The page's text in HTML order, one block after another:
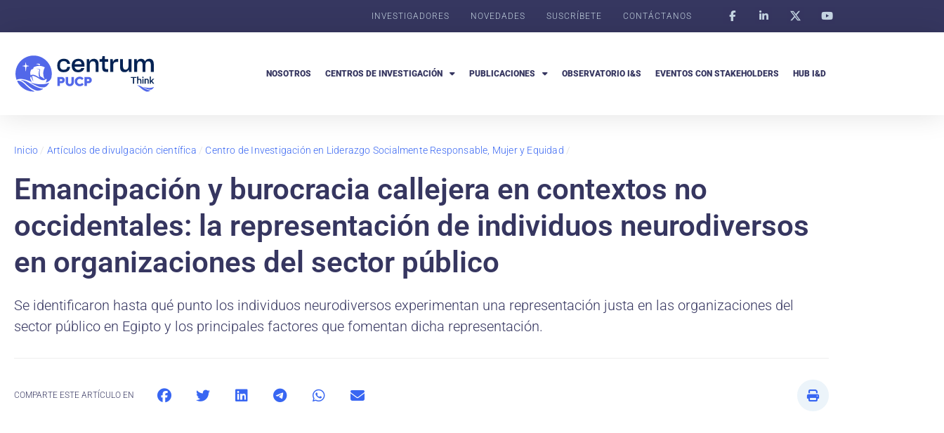
INVESTIGADORES NOVEDADES SUSCRÍBETE CONTÁCTANOS
NOSOTROS CENTROS DE INVESTIGACIÓN PUBLICACIONES OBSERVATORIO I&S EVENTOS CON STAKEHOLDERS HUB I&D
Inicio / Artículos de divulgación científica / Centro de Investigación en Liderazgo Socialmente Responsable, Mujer y Equidad /
Emancipación y burocracia callejera en contextos no
occidentales: la representación de individuos neurodiversos
en organizaciones del sector público
Se identificaron hasta qué punto los individuos neurodiversos experimentan una representación justa en las organizaciones del
sector público en Egipto y los principales factores que fomentan dicha representación.
COMPARTE ESTE ARTÍCULO EN